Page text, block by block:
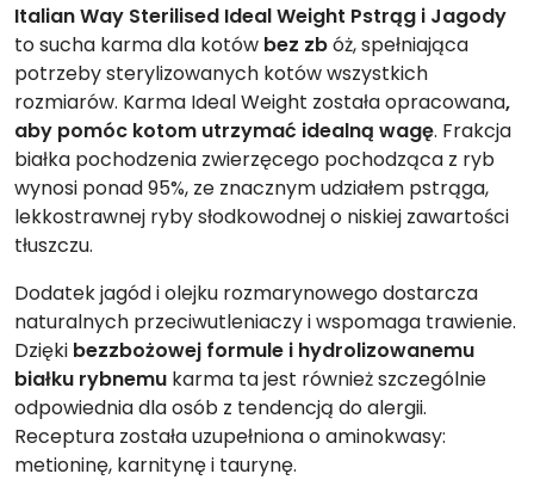
Italian Way Sterilised Ideal Weight Pstrąg i Jagody
to sucha karma dla kotów bez zbóż, spełniająca
potrzeby sterylizowanych kotów wszystkich
rozmiarów. Karma Ideal Weight została opracowana,
aby pomóc kotom utrzymać idealną wagę. Frakcja
białka pochodzenia zwierzęcego pochodząca z ryb
wynosi ponad 95%, ze znacznym udziałem pstrąga,
lekkostrawnej ryby słodkowodnej o niskiej zawartości
tłuszczu.
Dodatek jagód i olejku rozmarynowego dostarcza
naturalnych przeciwutleniaczy i wspomaga trawienie.
Dzięki bezzbożowej formule i hydrolizowanemu
białku rybnemu karma ta jest również szczególnie
odpowiednia dla osób z tendencją do alergii.
Receptura została uzupełniona o aminokwasy:
metioninę, karnitynę i taurynę.